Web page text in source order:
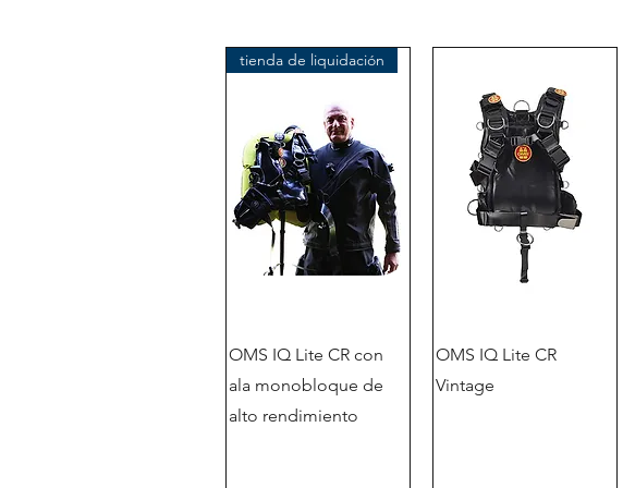
tienda de liquidación
OMS IQ Lite CR con
ala monobloque de
alto rendimiento
OMS IQ Lite CR
Vintage